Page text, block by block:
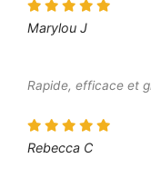
Marylou J
Rapide, efficace et
Rebecca C